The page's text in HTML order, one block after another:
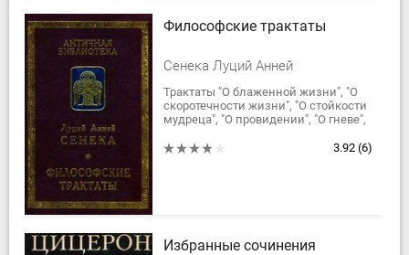
Философские трактаты
Сенека Луций Анней
Трактаты "O блаженной жизни", "O
скоротечности жизни", "O стойкости
мудреца", "O провидении", "O гневе",
3.92 (6)
Избранные сочинения